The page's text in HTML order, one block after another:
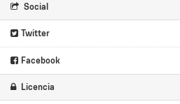
Social
Twitter
Facebook
Licencia